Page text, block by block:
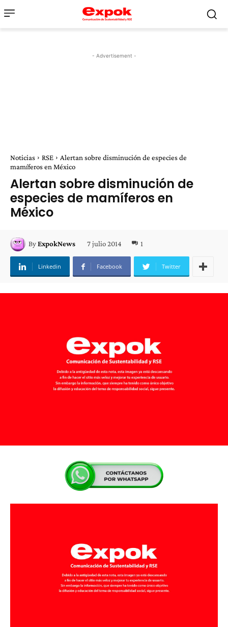
- Advertisement -
Noticias RSE
Alertan sobre disminución de especies de
mamíferos en México
Alertan sobre disminución de
especies de mamíferos en
México
ByExpokNews 7 julio 2014 1
Linkedin Facebook Twitter